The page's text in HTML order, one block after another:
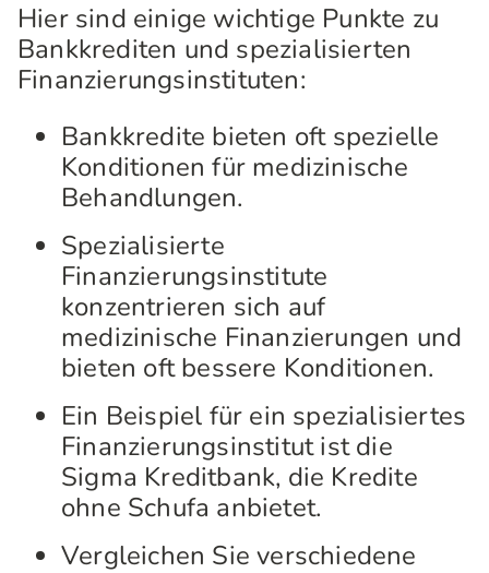
Hier sind einige wichtige Punkte zu
Bankkrediten und spezialisierten
Finanzierungsinstituten:
Bankkredite bieten oft spezielle
Konditionen für medizinische
Behandlungen.
Spezialisierte
Finanzierungsinstitute
konzentrieren sich auf
medizinische Finanzierungen und
bieten oft bessere Konditionen.
Ein Beispiel für ein spezialisiertes
Finanzierungsinstitut ist die
Sigma Kreditbank, die Kredite
ohne Schufa anbietet.
Vergleichen Sie verschiedene